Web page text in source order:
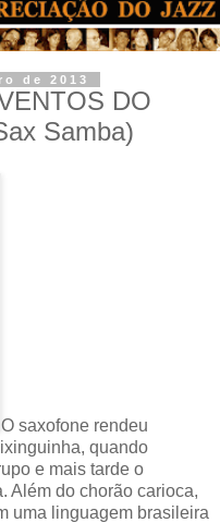
de 2013
DO
Samba)
O saxofone rendeu
quando
e mais tarde o
Além do chorão carioca,
uma linguagem brasileira